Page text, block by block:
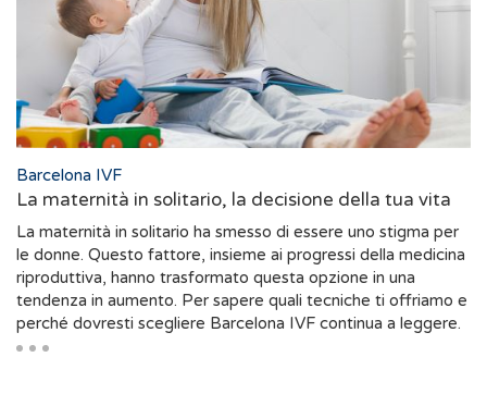
Barcelona IVF
La maternità in solitario, la decisione della tua vita
La maternità in solitario ha smesso di essere uno stigma per
le donne. Questo fattore, insieme ai progressi della medicina
riproduttiva, hanno trasformato questa opzione in una
tendenza in aumento. Per sapere quali tecniche ti offriamo e
perché dovresti scegliere Barcelona IVF continua a leggere.